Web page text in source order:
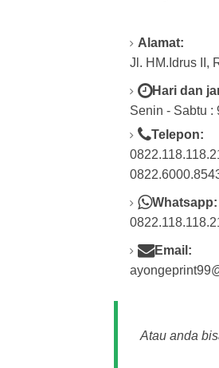
Alamat:
Jl. HM.Idrus II,
Hari dan
Senin - Sabtu :
Telepon:
Whatsapp:
Email:
Atau anda